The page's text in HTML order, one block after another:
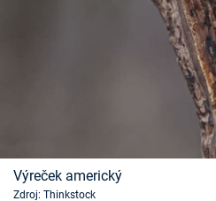
Výreček americký
Zdroj: Thinkstock